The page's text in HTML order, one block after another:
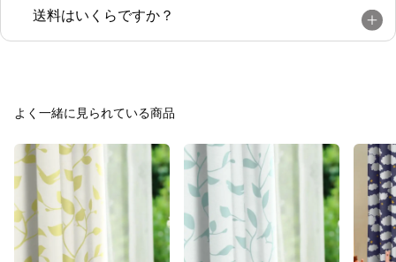
送料はいくらですか？
よく一緒に見られている商品